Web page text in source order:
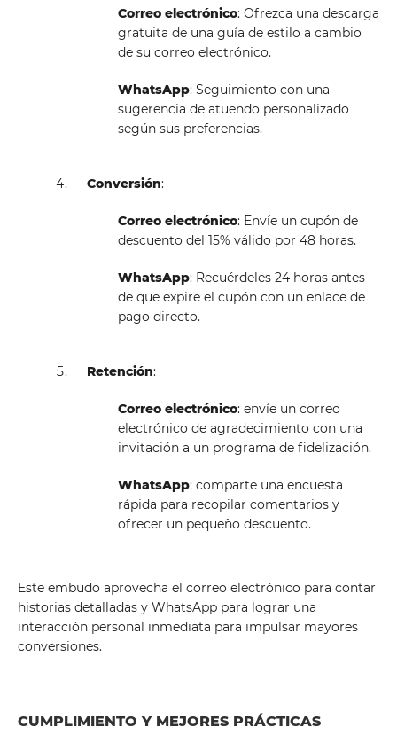
Correo electrónico: Ofrezca una descarga
gratuita de una guía de estilo a cambio
de su correo electrónico.
WhatsApp: Seguimiento con una
sugerencia de atuendo personalizado
según sus preferencias.
Conversión:
Correo electrónico: Envíe un cupón de
descuento del 15% válido por 48 horas.
WhatsApp: Recuérdeles 24 horas antes
de que expire el cupón con un enlace de
pago directo.
Retención:
Correo electrónico: envíe un correo
electrónico de agradecimiento con una
invitación a un programa de fidelización.
WhatsApp: comparte una encuesta
rápida para recopilar comentarios y
ofrecer un pequeño descuento.
Este embudo aprovecha el correo electrónico para contar
historias detalladas y WhatsApp para lograr una
interacción personal inmediata para impulsar mayores
conversiones.
CUMPLIMIENTO Y MEJORES PRÁCTICAS